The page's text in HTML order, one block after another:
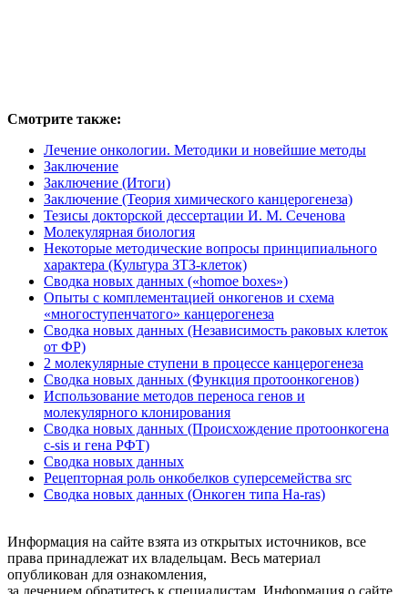
Смотрите также:
Лечение онкологии. Методики и новейшие методы
Заключение
Заключение (Итоги)
Заключение (Теория химического канцерогенеза)
Тезисы докторской дессертации И. М. Сеченова
Молекулярная биология
Некоторые методические вопросы принципиального
характера (Культура ЗТЗ-клеток)
Сводка новых данных («homoe boxes»)
Опыты с комплементацией онкогенов и схема
«многоступенчатого» канцерогенеза
Сводка новых данных (Независимость раковых клеток
от ФР)
2 молекулярные ступени в процессе канцерогенеза
Сводка новых данных (Функция протоонкогенов)
Использование методов переноса генов и
молекулярного клонирования
Сводка новых данных (Происхождение протоонкогена
c-sis и гена РФТ)
Сводка новых данных
Рецепторная роль онкобелков суперсемейства src
Сводка новых данных (Онкоген типа Ha-ras)
Информация на сайте взята из открытых источников, все
права принадлежат их владельцам. Весь материал
опубликован для ознакомления,
за лечением обратитесь к специалистам. Информация о сайте